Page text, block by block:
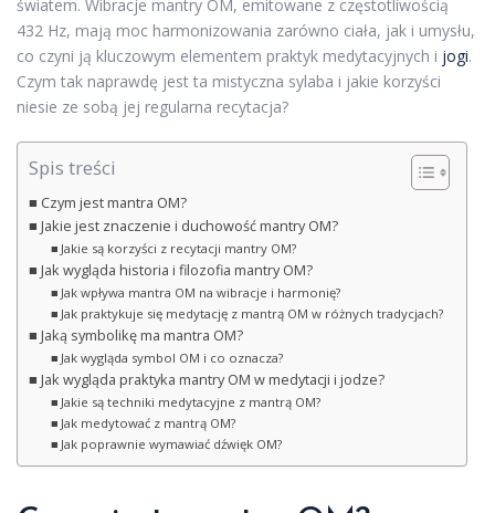
światem. Wibracje mantry OM, emitowane z częstotliwością
432 Hz, mają moc harmonizowania zarówno ciała, jak i umysłu,
co czyni ją kluczowym elementem praktyk medytacyjnych i jogi.
Czym tak naprawdę jest ta mistyczna sylaba i jakie korzyści
niesie ze sobą jej regularna recytacja?
Spis treści
Czym jest mantra OM?
Jakie jest znaczenie i duchowość mantry OM?
Jakie są korzyści z recytacji mantry OM?
Jak wygląda historia i filozofia mantry OM?
Jak wpływa mantra OM na wibracje i harmonię?
Jak praktykuje się medytację z mantrą OM w różnych tradycjach?
Jaką symbolikę ma mantra OM?
Jak wygląda symbol OM i co oznacza?
Jak wygląda praktyka mantry OM w medytacji i jodze?
Jakie są techniki medytacyjne z mantrą OM?
Jak medytować z mantrą OM?
Jak poprawnie wymawiać dźwięk OM?